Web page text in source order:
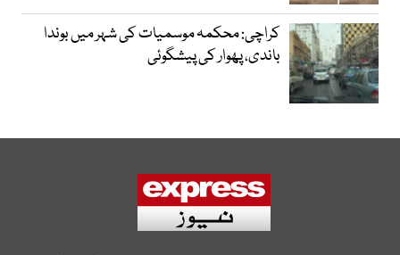
کراچی: محکمہ موسمیات کی شہر میں بوندا
باندی، پھوار کی پیشگوئی